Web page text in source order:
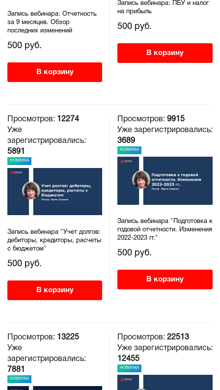
Запись вебинара: Отчетность
за 9 месяцев. Обзор
последних изменений
500 руб.
В корзину
Запись вебинара: ПБУ и налог
на прибыль
500 руб.
В корзину
Просмотров:
12274
Уже
зарегистрировались:
5891
НОВИНКА
Запись вебинара "Учет долгов:
дебиторы, кредиторы, расчеты
с бюджетом"
500 руб.
В корзину
Просмотров: 9915
Уже зарегистрировались:
3689
НОВИНКА
Запись вебинара "Подготовка к
годовой отчетности. Изменения
2022-2023 гг."
500 руб.
В корзину
Просмотров:
13225
Уже
зарегистрировались:
7881
НОВИНКА
Просмотров: 22513
Уже зарегистрировались:
12455
НОВИНКА